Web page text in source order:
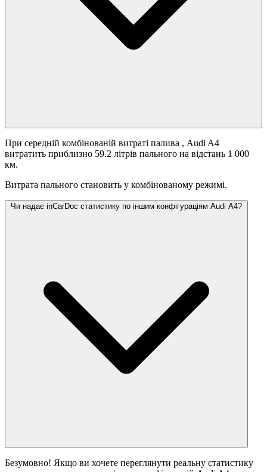
При середній комбінованій витраті палива , Audi A4
витратить приблизно 59.2 літрів пального на відстань 1 000
км.
Витрата пального становить у комбінованому режимі.
Чи надає inCarDoc статистику по іншим конфігураціям Audi A4?
Безумовно! Якщо ви хочете переглянути реальну статистику